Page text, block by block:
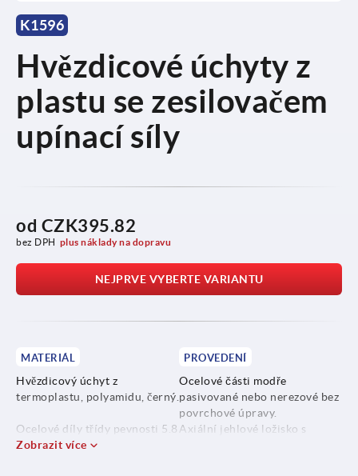
K1596
Hvězdicové úchyty z
plastu se zesilovačem
upínací síly
od CZK395.82
bez DPH plus náklady na dopravu
NEJPRVE VYBERTE VARIANTU
MATERIÁL
Hvězdicový úchyt z
termoplastu, polyamidu, černý.
Ocelové díly třídy pevnosti 5.8
nebo nerezová ocel 1.4305.
PROVEDENÍ
Ocelové části modře
pasivované nebo nerezové bez
povrchové úpravy.
Axiální jehlové ložisko s
Zobrazit více